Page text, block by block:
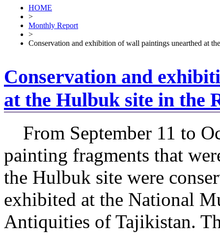
HOME
>
Monthly Report
>
Conservation and exhibition of wall paintings unearthed at
Conservation and
at the Hulbuk site in the
From September 11 to
painting fragments that
the Hulbuk site were
exhibited at the National
Antiquities of Tajikistan.